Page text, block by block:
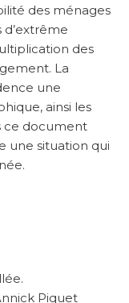
des ménages
des
La
une
ainsi les
ce document
une situation qui
Piquet